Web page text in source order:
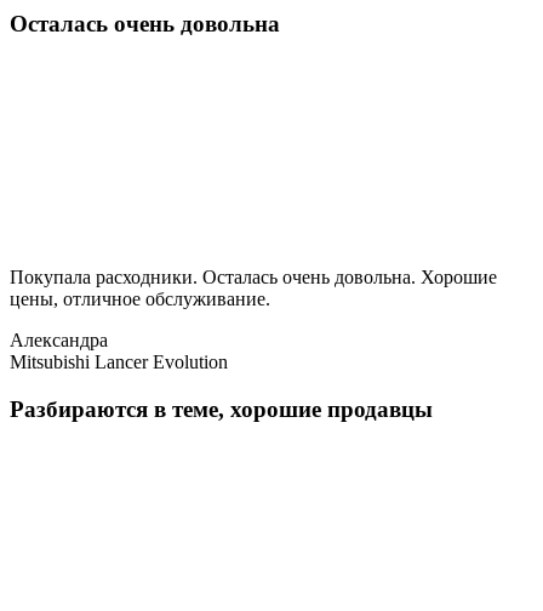
Осталась очень довольна
Покупала расходники. Осталась очень довольна. Хорошие
цены, отличное обслуживание.
Александра
Mitsubishi Lancer Evolution
Разбираются в теме, хорошие продавцы